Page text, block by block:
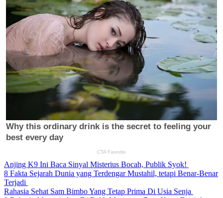
Anjing K9 Ini Baca Sinyal Misterius Bocah, Publik Syok!
8 Fakta Sejarah Dunia yang Terdengar Mustahil, tetapi Benar-Benar
Terjadi
Rahasia Sehat Sam Bimbo Yang Tetap Prima Di Usia Senja